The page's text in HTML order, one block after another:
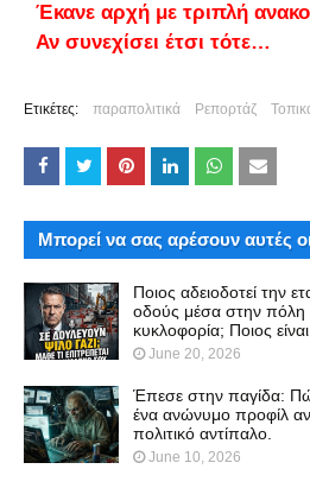
Έκανε αρχή με τριπλή
Αν συνεχίσει έτσι τότε…
Ετικέτες: παραπολιτικά Ρεπορτάζ
Μπορεί να σας αρέσουν αυτές
Ποιος αδειοδοτεί την
οδούς μέσα στην πόλη
κυκλοφορία; Ποιος
June 20, 2026
Έπεσε στην παγίδα:
ένα ανώνυμο προφίλ
πολιτικό αντίπαλο.
June 10, 2026